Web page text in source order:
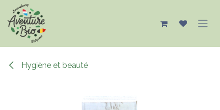
Se rendre au contenu
Hygiène et beauté